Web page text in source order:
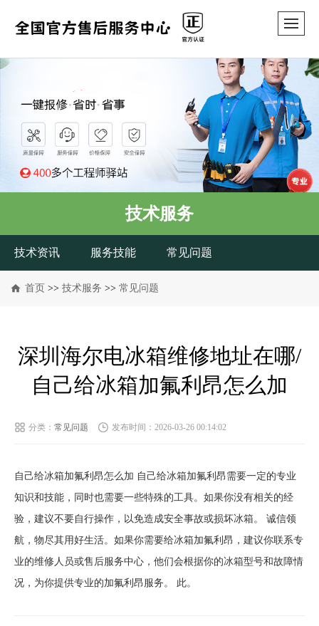
技术服务
技术资讯 服务技能 常见问题
首页 >> 技术服务 >> 常见问题
深圳海尔电冰箱维修地址在哪/
自己给冰箱加氟利昂怎么加
分类： 常见问题 发布时间：2026-03-26 00:14:02
自己给冰箱加氟利昂怎么加 自己给冰箱加氟利昂需要一定的专业
知识和技能，同时也需要一些特殊的工具。如果你没有相关的经
验，建议不要自行操作，以免造成安全事故或损坏冰箱。 诚信领
航，物尽其用好生活。如果你需要给冰箱加氟利昂，建议你联系专
业的维修人员或售后服务中心，他们会根据你的冰箱型号和故障情
况，为你提供专业的加氟利昂服务。 此。